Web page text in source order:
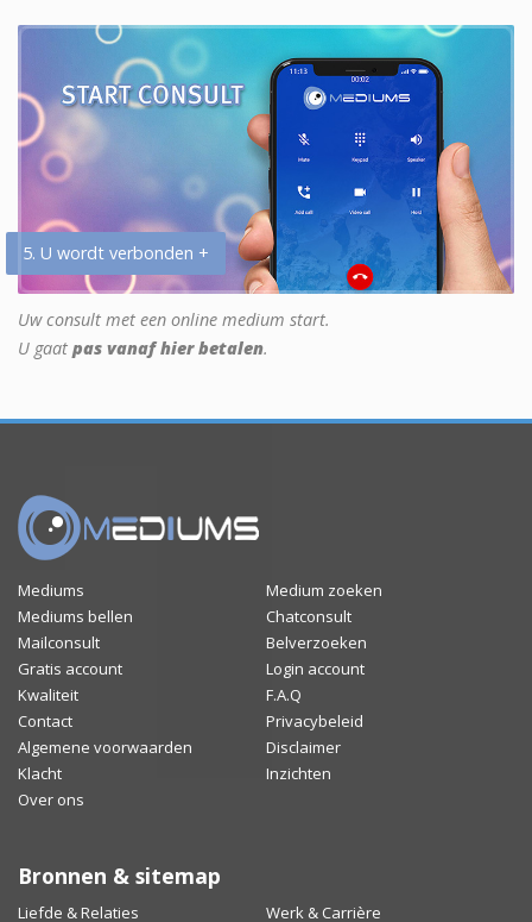
5. U wordt verbonden +
Uw consult met een online medium start.
U gaat pas vanaf hier betalen.
Mediums
Medium zoeken
Mediums bellen
Chatconsult
Mailconsult
Belverzoeken
Gratis account
Login account
Kwaliteit
F.A.Q
Contact
Privacybeleid
Algemene voorwaarden
Disclaimer
Klacht
Inzichten
Over ons
Bronnen & sitemap
Liefde & Relaties Werk & Carrière